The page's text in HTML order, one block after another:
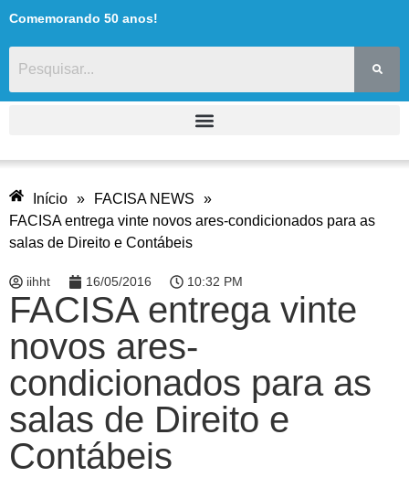
Comemorando 50 anos!
Início » FACISA NEWS
»
FACISA entrega vinte novos ares-condicionados para as
salas de Direito e Contábeis
iihht 16/05/2016 10:32 PM
FACISA entrega vinte
novos ares-
condicionados para as
salas de Direito e
Contábeis